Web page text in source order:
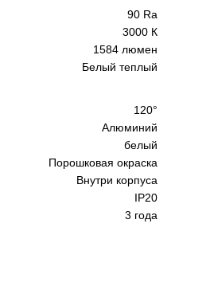
90 Ra
3000 К
1584 люмен
Белый теплый
120°
Алюминий
белый
Порошковая окраска
Внутри корпуса
IP20
3 года